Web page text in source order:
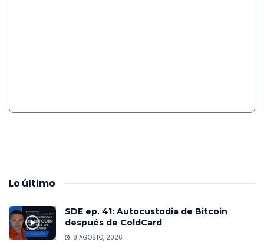
Lo último
SDE ep. 41: Autocustodia de Bitcoin
después de ColdCard
8 AGOSTO, 2026